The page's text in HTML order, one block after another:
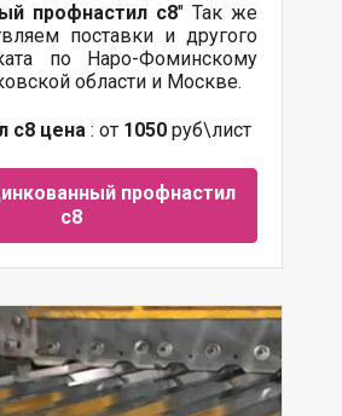
профнастил с8" Так же
поставки и другого
по Наро-Фоминскому
области и Москве.
с8 цена : от 1050 руб\лист
профнастил
с8